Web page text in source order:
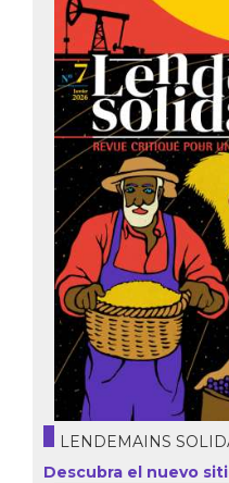
LENDEMAINS
Descubra el nuevo